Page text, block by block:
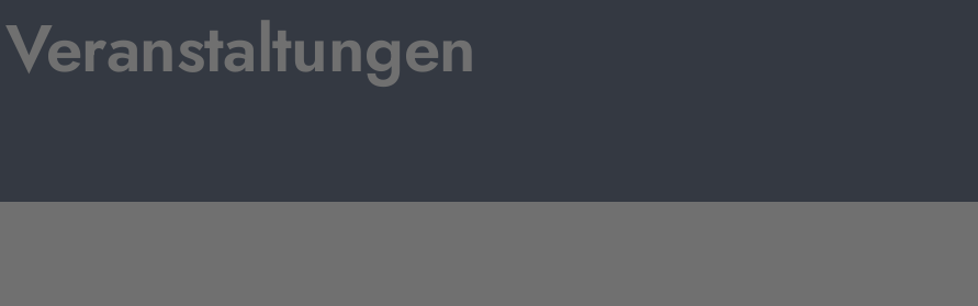
Veranstaltungen